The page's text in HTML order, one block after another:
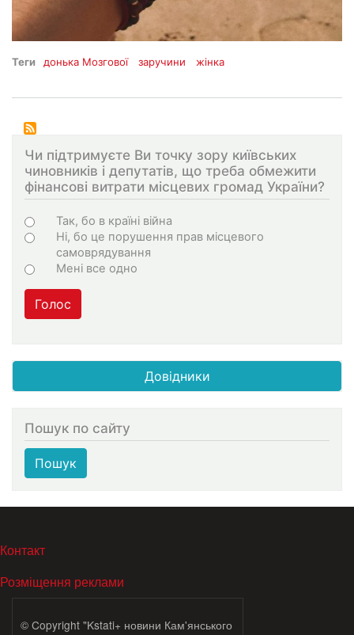
Теги донька Мозгової заручини жінка
Чи підтримуєте Ви точку зору київських
чиновників і депутатів, що треба обмежити
фінансові витрати місцевих громад України?
Варіанти
Так, бо в країні війна
Ні, бо це порушення прав місцевого
самоврядування
Мені все одно
Голос
Довідники
Пошук по сайту
Пошук
МЕНЮ В ПОДВАЛЕ
Контакт
Розміщення реклами
© Copyright "Kstati+ новини Кам'янського